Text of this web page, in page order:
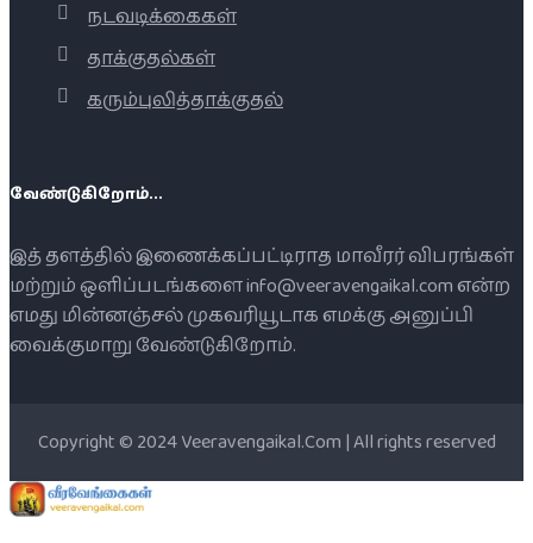
நடவடிக்கைகள்
தாக்குதல்கள்
கரும்புலித்தாக்குதல்
வேண்டுகிறோம்...
இத் தளத்தில் இணைக்கப்பட்டிராத மாவீரர் விபரங்கள்
மற்றும் ஒளிப்படங்களை info@veeravengaikal.com என்ற
எமது மின்னஞ்சல் முகவரியூடாக எமக்கு அனுப்பி
வைக்குமாறு வேண்டுகிறோம்.
Copyright © 2024 Veeravengaikal.Com | All rights reserved